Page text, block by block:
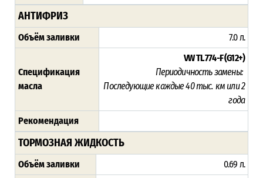
АНТИФРИЗ
Объём заливки 7.0 л.
Спецификация
масла
VW TL 774-F (G12+)
Периодичность замены:
Последующие каждые 40 тыс. км или 2
года
Рекомендация
ТОРМОЗНАЯ ЖИДКОСТЬ
Объём заливки 0.69 л.